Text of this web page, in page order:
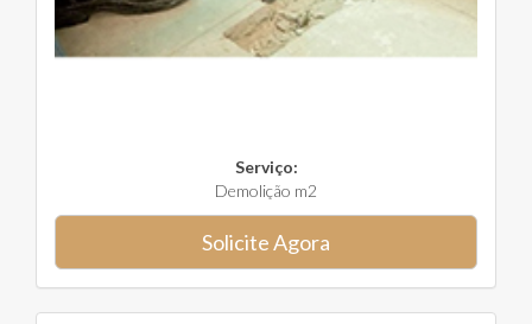
Serviço:
Demolição m2
Solicite Agora